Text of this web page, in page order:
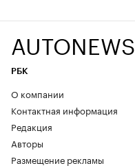
AUTONEWS
РБК
О компании
Контактная информация
Редакция
Авторы
Размещение рекламы